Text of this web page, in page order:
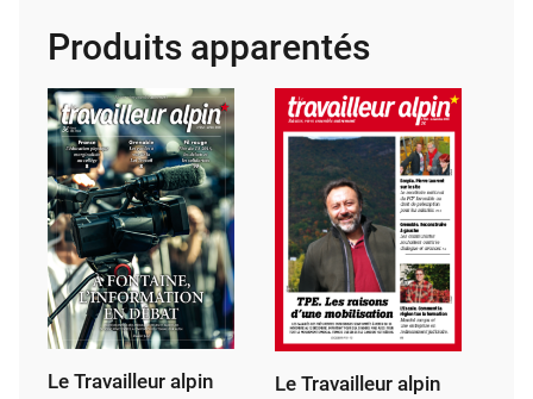
n°243
2015
Produits apparentés
Le Travailleur alpin
Le Travailleur alpin